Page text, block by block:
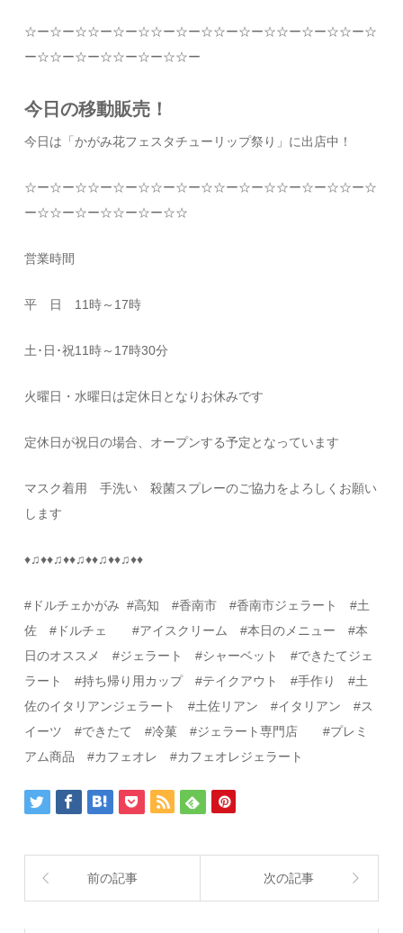
☆ー☆ー☆☆ー☆ー☆☆ー☆ー☆☆ー☆ー☆☆ー☆ー☆☆ー☆
ー☆☆ー☆ー☆☆ー☆ー☆☆ー
今日の移動販売！
今日は「かがみ花フェスタチューリップ祭り」に出店中！
☆ー☆ー☆☆ー☆ー☆☆ー☆ー☆☆ー☆ー☆☆ー☆ー☆☆ー☆
ー☆☆ー☆ー☆☆ー☆ー☆☆
営業時間
平 日 11時～ 17時
土･日･祝11時～ 17時30分
火曜日・水曜日は定休日となりお休みです
定休日が祝日の場合、オープンする予定となっています
マスク着用 手洗い 殺菌スプレーのご協力をよろしくお願い
します
♦♫♦♦♫♦♦♫♦♦♫♦♦♫♦♦
# ドルチェかがみ #高知#香南市 #香南市ジェラート #土
佐# ドルチェ#アイスクリーム#本日のメニュー#本
日のオススメ#ジェラート#シャーベット#できたてジェ
ラート #持ち帰り用カップ #テイクアウト#手作り#土
佐のイタリアンジェラート#土佐リアン#イタリアン#ス
イーツ
#できたて#冷菓#ジェラート専門店#プレミ
アム商品 #カフェオレ #カフェオレジェラート
前の記事 次の記事